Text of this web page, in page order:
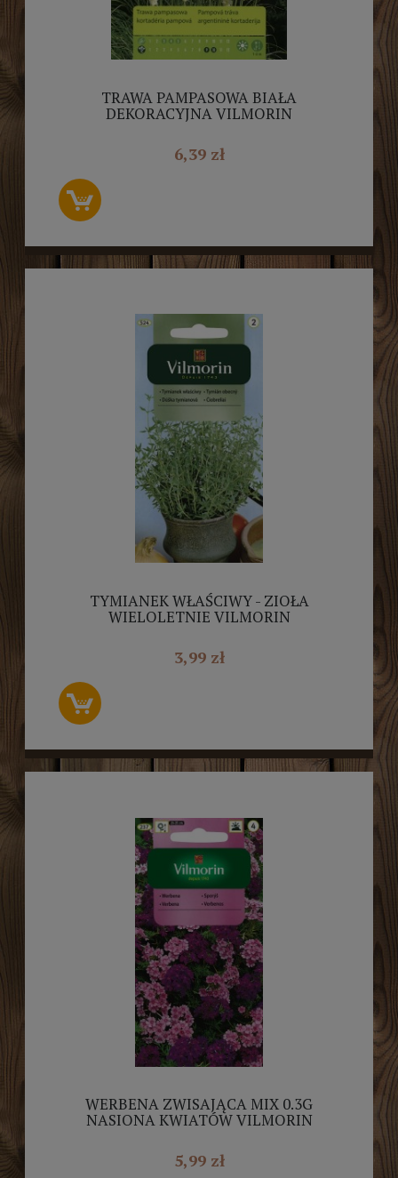
TRAWA PAMPASOWA BIAŁA
DEKORACYJNA VILMORIN
6,39 zł
TYMIANEK WŁAŚCIWY - ZIOŁA
WIELOLETNIE VILMORIN
3,99 zł
WERBENA ZWISAJĄCA MIX 0.3G
NASIONA KWIATÓW VILMORIN
5,99 zł